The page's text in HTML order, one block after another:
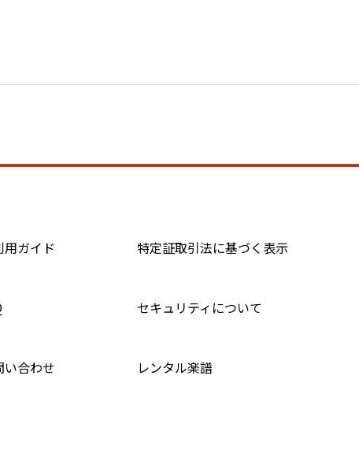
用ガイド 特定証取引法に基づく表示
セキュリティについて
い合わせ レンタル楽譜